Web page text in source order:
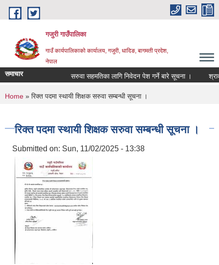
Skip to main content
गजुरी गाउँपालिका
गाउँ कार्यपालिकाको कार्यालय, गजुरी, धादिङ, बागमती प्रदेश,
नेपाल
समाचार सरुवा सहमतिका लागि निवेदन पेश गर्ने बारे सूचना ।
You are here
Home » रिक्त पदमा स्थायी शिक्षक सरुवा सम्बन्धी सूचना ।
रिक्त पदमा स्थायी शिक्षक सरुवा सम्बन्धी सूचना ।
Submitted on: Sun, 11/02/2025 - 13:38